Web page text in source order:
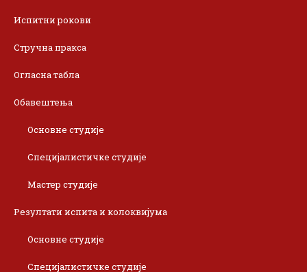
Испитни рокови
Стручна пракса
Огласна табла
Обавештења
Основне студије
Специјалистичке студије
Мастер студије
Резултати испита и колоквијума
Основне студије
Специјалистичке студије